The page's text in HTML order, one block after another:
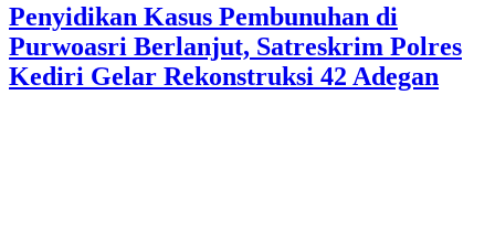
Penyidikan Kasus Pembunuhan di
Purwoasri Berlanjut, Satreskrim Polres
Kediri Gelar Rekonstruksi 42 Adegan